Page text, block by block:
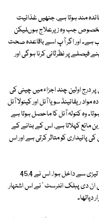
مند ہوتا ہے، جنھیں غذائیت
جب وہ زیرعلاج ہوںلیکن
اور اگر آپ اسے باقاعدہ صحت
فیصلے پر نظرثانی کرنا ہوگی اور
ہے۔بوتل پر درج اولین چند اجزاء میں چینی کی
ریفائینڈ سویا آئل اور کینولا آئل
وہ کنولہ آئل کا ماحصل ہوتا ہے
مائع کہلاتا ہے، اس کے بنانے کے
پائیداری کو متاثر کرتی ہے اور اس
واضح رہے کہ سن 1996ء میں انشور مارکیٹ میں تیزی سے داخل ہوا، اس نے 45.4
ان دی پبلک انٹرسٹ ' نے اس اشتہار